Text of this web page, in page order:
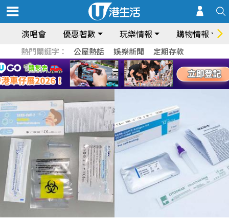
演唱會 優惠著數 玩樂情報 購物情報
熱門關鍵字： 公屋熱話 娛樂新聞 定期存款